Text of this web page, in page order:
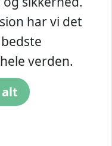
har vi det
verden.
alt